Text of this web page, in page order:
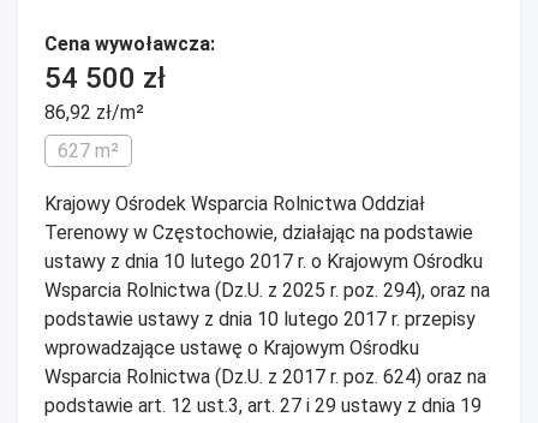
Cena wywoławcza:
54 500 zł
86,92 zł/m²
627 m²
Krajowy Ośrodek Wsparcia Rolnictwa Oddział
Terenowy w Częstochowie, działając na podstawie
ustawy z dnia 10 lutego 2017 r. o Krajowym Ośrodku
Wsparcia Rolnictwa (Dz.U. z 2025 r. poz. 294), oraz na
podstawie ustawy z dnia 10 lutego 2017 r. przepisy
wprowadzające ustawę o Krajowym Ośrodku
Wsparcia Rolnictwa (Dz.U. z 2017 r. poz. 624) oraz na
podstawie art. 12 ust.3, art. 27 i 29 ustawy z dnia 19